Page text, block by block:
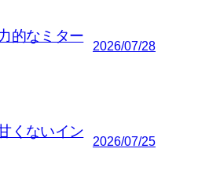
的なミター
2026/07/28
くないイン
2026/07/25